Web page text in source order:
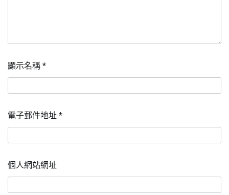
顯示名稱 *
電子郵件地址 *
個人網站網址